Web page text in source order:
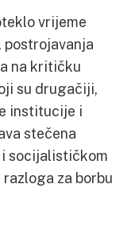
vrijeme
na kritičku
su drugačiji,
institucije i
stečena
socijalističkom
za borbu